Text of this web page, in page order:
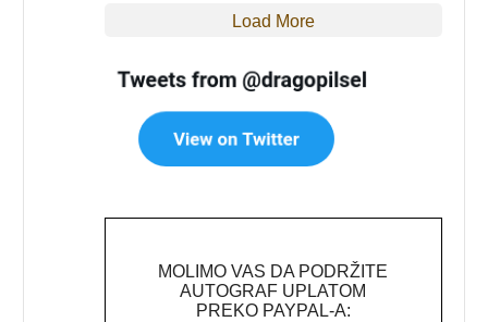
Load More
MOLIMO VAS DA PODRŽITE
AUTOGRAF UPLATOM
PREKO PAYPAL-A: